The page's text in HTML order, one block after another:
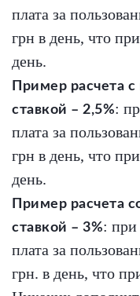
плата за
грн в день, что
день.
Пример расчета
ставкой – 2,5%:
плата за
грн в день, что
день.
Пример расчета
ставкой – 3%: при
плата за
грн. в день, что